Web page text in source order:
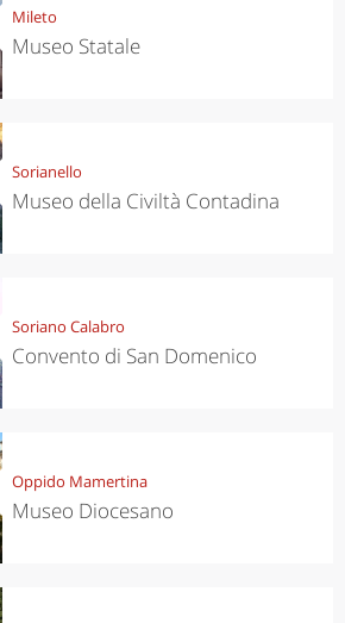
Mileto
Museo Statale
Sorianello
Museo della Civiltà Contadina
Soriano Calabro
Convento di San Domenico
Oppido Mamertina
Museo Diocesano